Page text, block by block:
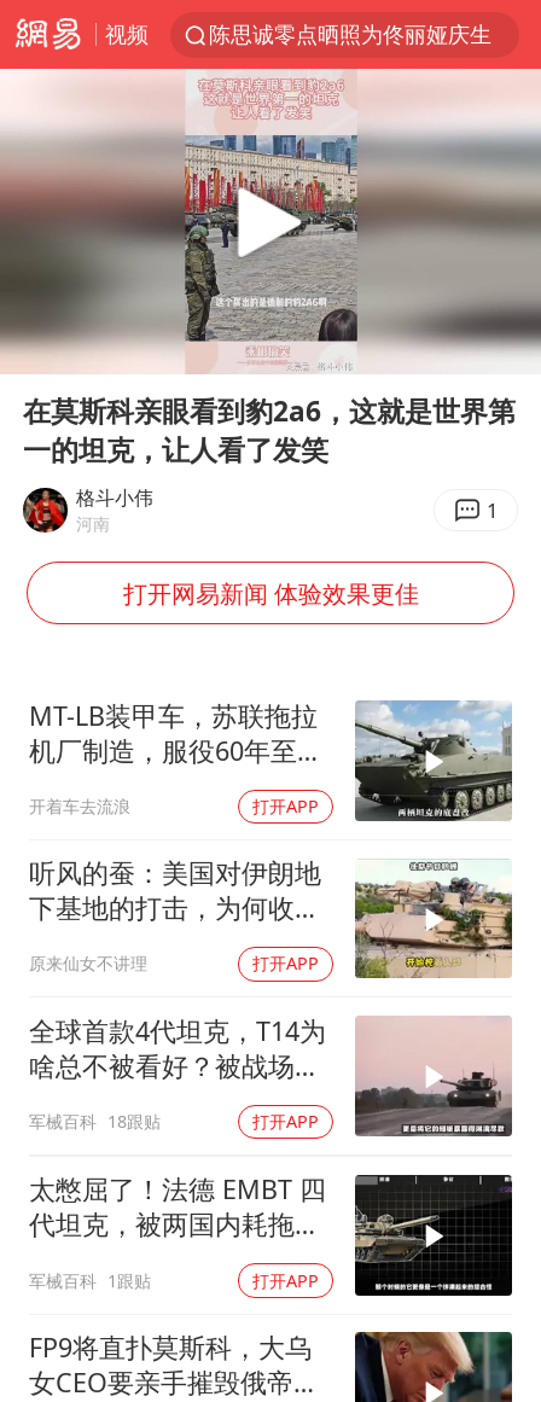
视频
陈思诚零点晒照为佟丽娅庆生
郑丽文：台湾从来没有“独立”过
新疆优化调整景区内自驾服务费
茅台部分直营店飞天茅台提价
白海豚将正面袭击贯穿浙江
酒店回应车内过夜被收150元
黄金牛市回来了吗
泰国初中生饮弹自尽前开了26枪
全民健身事业高质量发展
乐享全民健身 共筑健康中国
Play
00:00 00:13
在莫斯科亲眼看到豹2a6，这就是世界第
一的坦克，让人看了发笑
格斗小伟
河南 1
打开网易新闻 体验效果更佳
MT-LB装甲车，苏联拖拉
机厂制造，服役60年至今
开着车去流浪 打开APP
听风的蚕：美国对伊朗地
下基地的打击，为何收效
原来仙女不讲理 打开APP
全球首款4代坦克，T14为
啥总不被看好？被战场嫌
军械百科 18跟贴 打开APP
太憋屈了！法德 EMBT 四
代坦克，被两国内耗拖成
军械百科 1跟贴 打开APP
FP9将直扑莫斯科，大乌
女CEO要亲手摧毁俄帝